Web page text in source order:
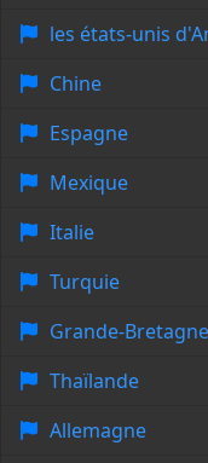
les états-unis
Chine
Espagne
Mexique
Italie
Turquie
Grande-Bretagne
Thaïlande
Allemagne